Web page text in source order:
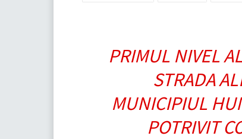
PRIMUL NIVEL
STRADA
MUNICIPIUL
POTRIVIT